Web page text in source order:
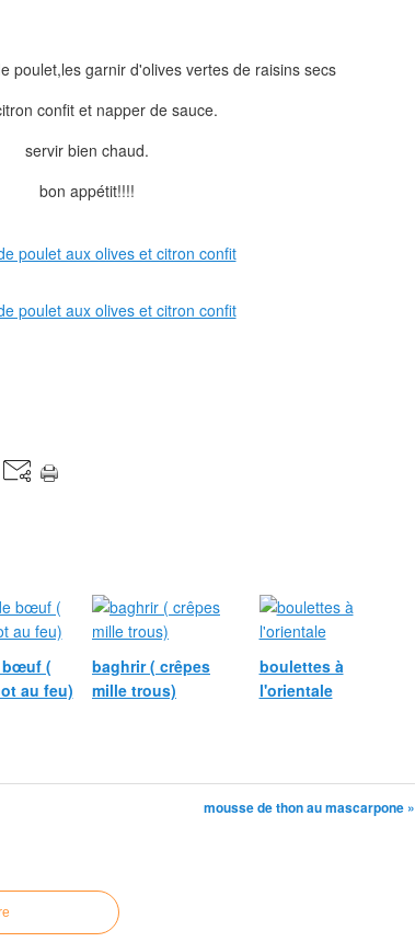
poulet,les garnir d'olives vertes de raisins secs
confit et napper de sauce.
servir bien chaud.
bon appétit!!!!
bœuf (
au feu)
baghrir ( crêpes
mille trous)
boulettes à
l'orientale
mousse de thon au mascarpone »